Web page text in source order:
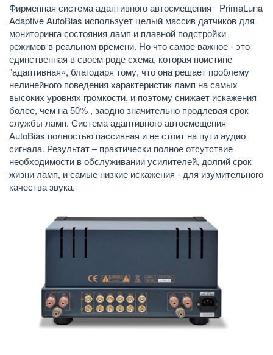
Фирменная система адаптивного автосмещения - PrimaLuna
Adaptive AutoBias использует целый массив датчиков для
мониторинга состояния ламп и плавной подстройки
режимов в реальном времени. Но что самое важное - это
единственная в своем роде схема, которая поистине
"адаптивная», благодаря тому, что она решает проблему
нелинейного поведения характеристик ламп на самых
высоких уровнях громкости, и поэтому снижает искажения
более, чем на 50% , заодно значительно продлевая срок
службы ламп. Система адаптивного автосмещения
AutoBias полностью пассивная и не стоит на пути аудио
сигнала. Результат – практически полное отсутствие
необходимости в обслуживании усилителей, долгий срок
жизни ламп, и самые низкие искажения - для изумительного
качества звука.